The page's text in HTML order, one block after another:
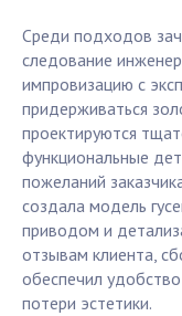
Среди подходов
следование
импровизацию с
придерживаться
проектируются
функциональные
пожеланий
создала модель
приводом и
отзывам клиента,
обеспечил
потери эстетики.